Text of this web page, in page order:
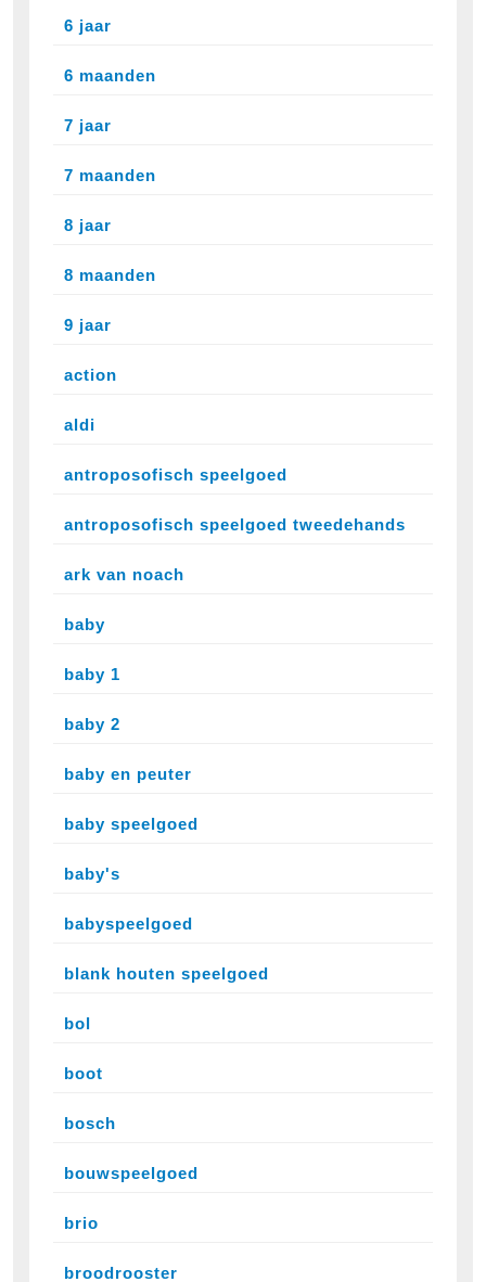
6 jaar
6 maanden
7 jaar
7 maanden
8 jaar
8 maanden
9 jaar
action
aldi
antroposofisch speelgoed
antroposofisch speelgoed tweedehands
ark van noach
baby
baby 1
baby 2
baby en peuter
baby speelgoed
baby's
babyspeelgoed
blank houten speelgoed
bol
boot
bosch
bouwspeelgoed
brio
broodrooster